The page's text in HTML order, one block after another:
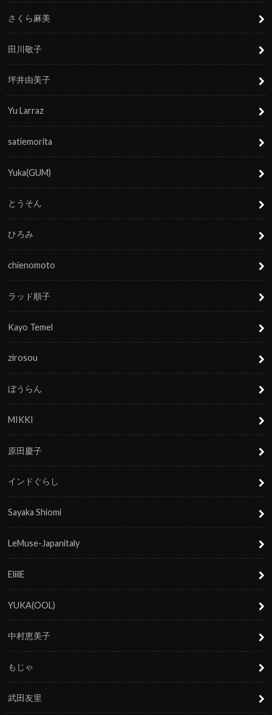
さくら麻美
田川敬子
坪井由美子
Yu Larraz
satiemorita
Yuka(GUM)
とうそん
ひろみ
chienomoto
ラッド順子
Kayo Temel
zirosou
ぼうらん
MIKKI
原田慶子
インドぐらし
Sayaka Shiomi
LeMuse-Japanitaly
EliilE
YUKA(OOL)
中村恵美子
もじゃ
武田友里